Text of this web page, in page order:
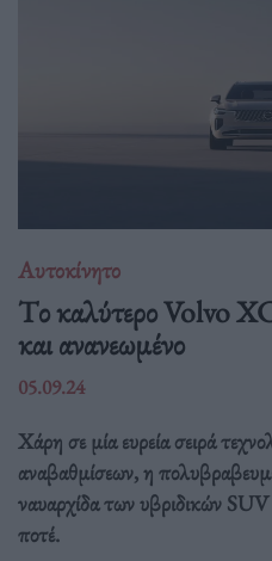
Αυτοκίνητο
Tο καλύτερο Volvo
και ανανεωμένο
05.09.24
Χάρη σε μία ευρεία σειρά
αναβαθμίσεων, η
ναυαρχίδα των υβριδικών
ποτέ.